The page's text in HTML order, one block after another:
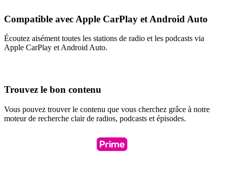
Compatible avec Apple CarPlay et Android Auto
Écoutez aisément toutes les stations de radio et les podcasts via
Apple CarPlay et Android Auto.
Trouvez le bon contenu
Vous pouvez trouver le contenu que vous cherchez grâce à notre
moteur de recherche clair de radios, podcasts et épisodes.